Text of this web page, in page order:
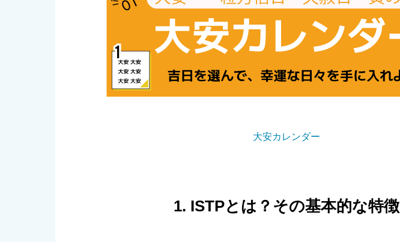
大安カレンダー
1. ISTPとは？その基本的な特徴